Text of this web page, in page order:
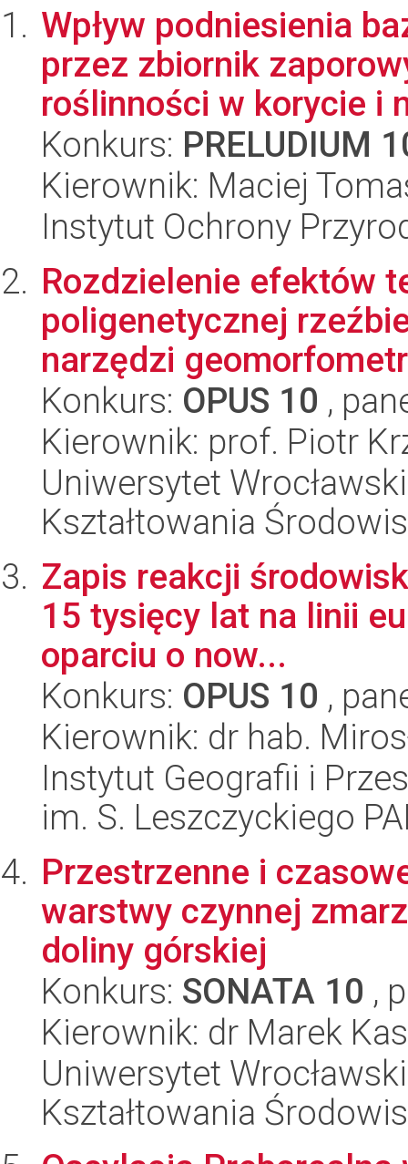
Wpływ podniesienia
przez zbiornik
roślinności w korycie i
Konkurs: PRELUDIUM
Kierownik: Maciej
Instytut Ochrony
Rozdzielenie efektów
poligenetycznej
narzędzi
Konkurs: OPUS 10 ,
Kierownik: prof. Piotr
Uniwersytet
Kształtowania
Zapis reakcji
15 tysięcy lat na linii
oparciu o now...
Konkurs: OPUS 10 ,
Kierownik: dr hab.
Instytut Geografii i
im. S. Leszczyckiego
Przestrzenne i
warstwy czynnej
doliny górskiej
Konkurs: SONATA 10 ,
Kierownik: dr Marek
Uniwersytet
Kształtowania